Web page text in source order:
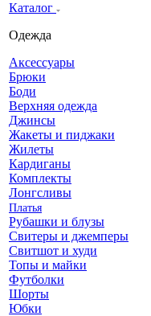
Каталог
Одежда
Аксессуары
Брюки
Боди
Верхняя одежда
Джинсы
Жакеты и пиджаки
Жилеты
Кардиганы
Комплекты
Лонгсливы
Платья
Рубашки и блузы
Свитеры и джемперы
Свитшот и худи
Топы и майки
Футболки
Шорты
Юбки